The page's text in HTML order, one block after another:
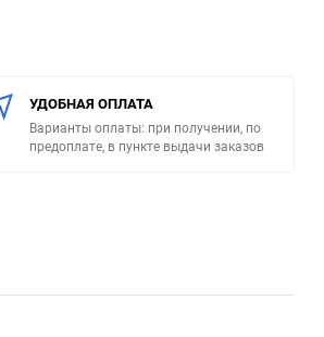
УДОБНАЯ ОПЛАТА
Варианты оплаты: при получении, по
предоплате, в пункте выдачи заказов